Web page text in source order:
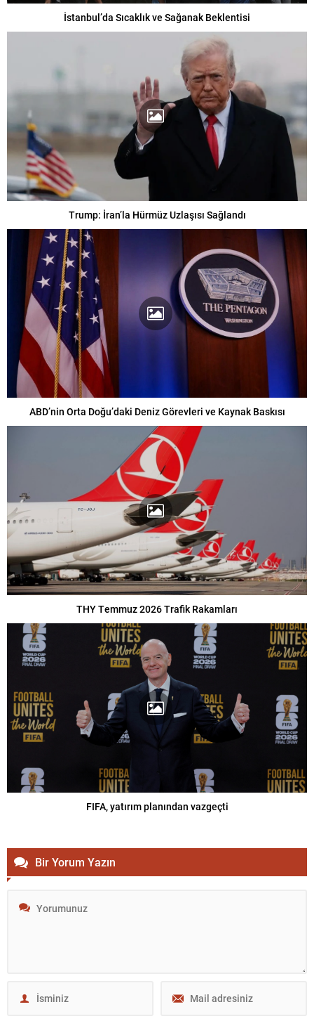
İstanbul’da Sıcaklık ve Sağanak Beklentisi
Trump: İran’la Hürmüz Uzlaşısı Sağlandı
ABD’nin Orta Doğu’daki Deniz Görevleri ve Kaynak Baskısı
THY Temmuz 2026 Trafik Rakamları
FIFA, yatırım planından vazgeçti
Bir Yorum Yazın